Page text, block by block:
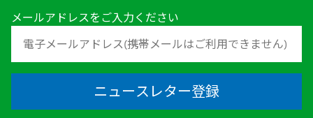
メールアドレスをご入力ください
ニュースレター登録